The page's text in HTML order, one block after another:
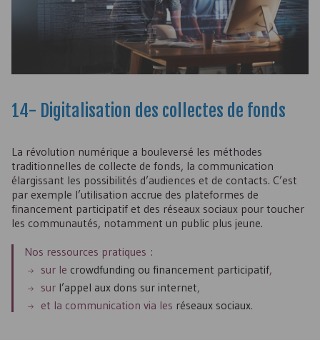
14- Digitalisation des collectes de fonds
La révolution numérique a bouleversé les méthodes
traditionnelles de collecte de fonds, la communication
élargissant les possibilités d’audiences et de contacts. C’est
par exemple l’utilisation accrue des plateformes de
financement participatif et des réseaux sociaux pour toucher
les communautés, notamment un public plus jeune.
Nos ressources pratiques :
sur le crowdfunding ou financement participatif,
sur l’appel aux dons sur internet,
et la communication via les réseaux sociaux.